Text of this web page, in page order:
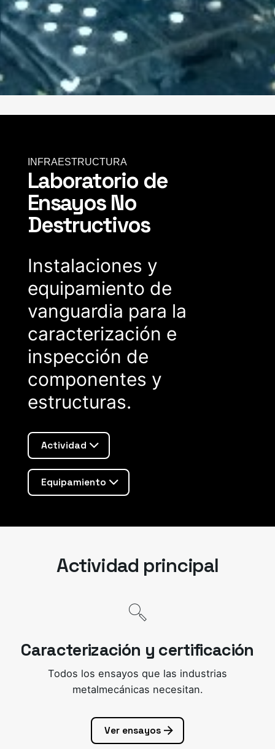
INFRAESTRUCTURA
Laboratorio de
Ensayos No
Destructivos
Instalaciones y
equipamiento de
vanguardia para la
caracterización e
inspección de
componentes y
estructuras.
Actividad
Equipamiento
Actividad principal
Caracterización y certificación
Todos los ensayos que las industrias
metalmecánicas necesitan.
Ver ensayos